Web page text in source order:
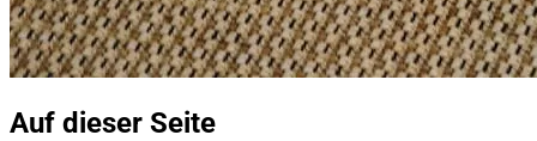
Auf dieser Seite